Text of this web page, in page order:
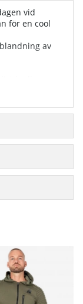
vid
för en cool
av
alltid den